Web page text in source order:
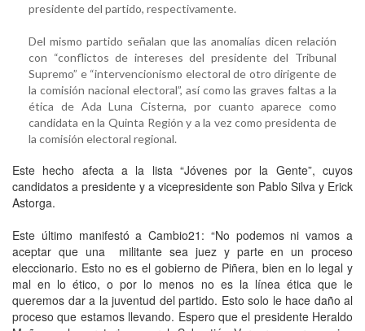
presidente del partido, respectivamente.
Del mismo partido señalan que las anomalías dicen relación
con “conflictos de intereses del presidente del Tribunal
Supremo” e “intervencionismo electoral de otro dirigente de
la comisión nacional electoral”, así como las graves faltas a la
ética de Ada Luna Cisterna, por cuanto aparece como
candidata en la Quinta Región y a la vez como presidenta de
la comisión electoral regional.
Este hecho afecta a la lista “Jóvenes por la Gente”, cuyos
candidatos a presidente y a vicepresidente son Pablo Silva y Erick
Astorga.
Este último manifestó a Cambio21: “No podemos ni vamos a
aceptar que una militante sea juez y parte en un proceso
eleccionario. Esto no es el gobierno de Piñera, bien en lo legal y
mal en lo ético, o por lo menos no es la línea ética que le
queremos dar a la juventud del partido. Esto solo le hace daño al
proceso que estamos llevando. Espero que el presidente Heraldo